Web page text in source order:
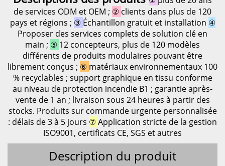
de services ODM et OEM ; ② clients dans plus de 120
pays et régions ; ③ Échantillon gratuit et installation ④
Proposer des services complets de solution clé en
main ; ⑤ 12 concepteurs, plus de 120 modèles
différents de produits modulaires pouvant être
librement conçus ; ⑥ matériaux environnementaux 100
% recyclables ; support graphique en tissu conforme
au niveau de protection incendie B1 ; garantie après-
vente de 1 an ; livraison sous 24 heures à partir des
stocks. Produits sur commande urgente personnalisée
: délais de 3 à 5 jours ⑦Application stricte de la gestion
ISO9001, certificats CE, SGS et autres
Description du produit